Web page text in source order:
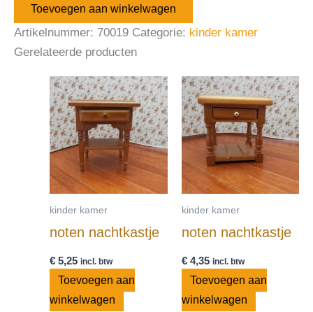
Toevoegen aan winkelwagen
Artikelnummer: 70019 Categorie: kinder kamer
Gerelateerde producten
kinder kamer
noten nachtkastje
€ 5,25 incl. btw
Toevoegen aan
winkelwagen
kinder kamer
noten nachtkastje
€4,35 incl. btw
Toevoegen aan
winkelwagen